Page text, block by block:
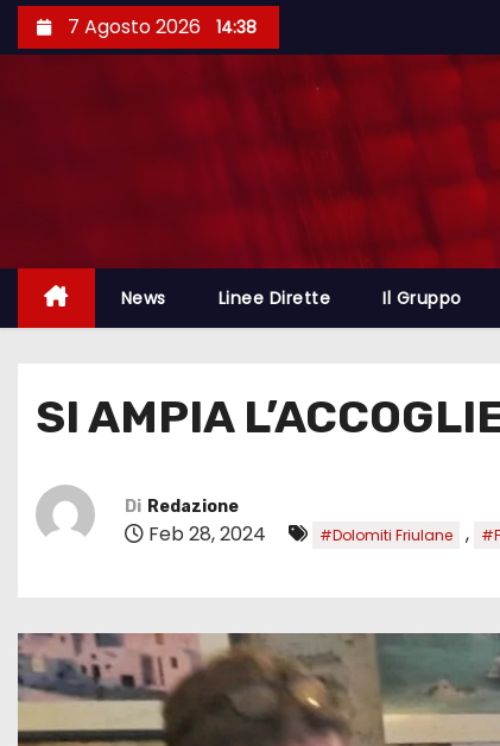
7 Agosto 2026 14:38
News Linee Dirette Il Gruppo
SI AMPIA
Di Redazione
Feb 28, 2024 #Dolomiti Friulane ,